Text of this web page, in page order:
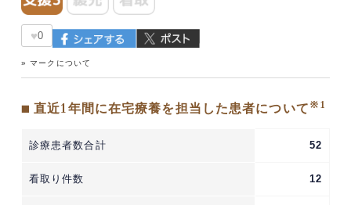
♥0
» マークについて
■ 直近1年間に在宅療養を担当した患者について※1
診療患者数合計 52
看取り件数 12